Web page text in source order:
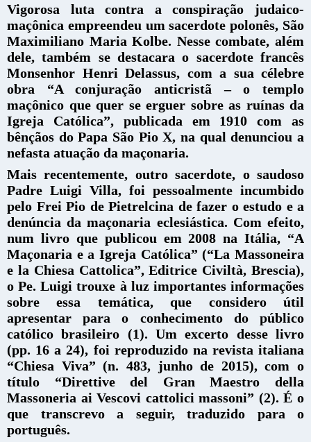
Vigorosa luta contra a conspiração judaico-
maçônica empreendeu um sacerdote polonês, São
Maximiliano Maria Kolbe. Nesse combate, além
dele, também se destacara o sacerdote francês
Monsenhor Henri Delassus, com a sua célebre
obra “A conjuração anticristã – o templo
maçônico que quer se erguer sobre as ruínas da
Igreja Católica”, publicada em 1910 com as
bênçãos do Papa São Pio X, na qual denunciou a
nefasta atuação da maçonaria.
Mais recentemente, outro sacerdote, o saudoso
Padre Luigi Villa, foi pessoalmente incumbido
pelo Frei Pio de Pietrelcina de fazer o estudo e a
denúncia da maçonaria eclesiástica. Com efeito,
num livro que publicou em 2008 na Itália, “A
Maçonaria e a Igreja Católica” (“La Massoneira
e la Chiesa Cattolica”, Editrice Civiltà, Brescia),
o Pe. Luigi trouxe à luz importantes informações
sobre essa temática, que considero útil
apresentar para o conhecimento do público
católico brasileiro (1). Um excerto desse livro
(pp. 16 a 24), foi reproduzido na revista italiana
“Chiesa Viva” (n. 483, junho de 2015), com o
título “Direttive del Gran Maestro della
Massoneria ai Vescovi cattolici massoni” (2). É o
que transcrevo a seguir, traduzido para o
português.